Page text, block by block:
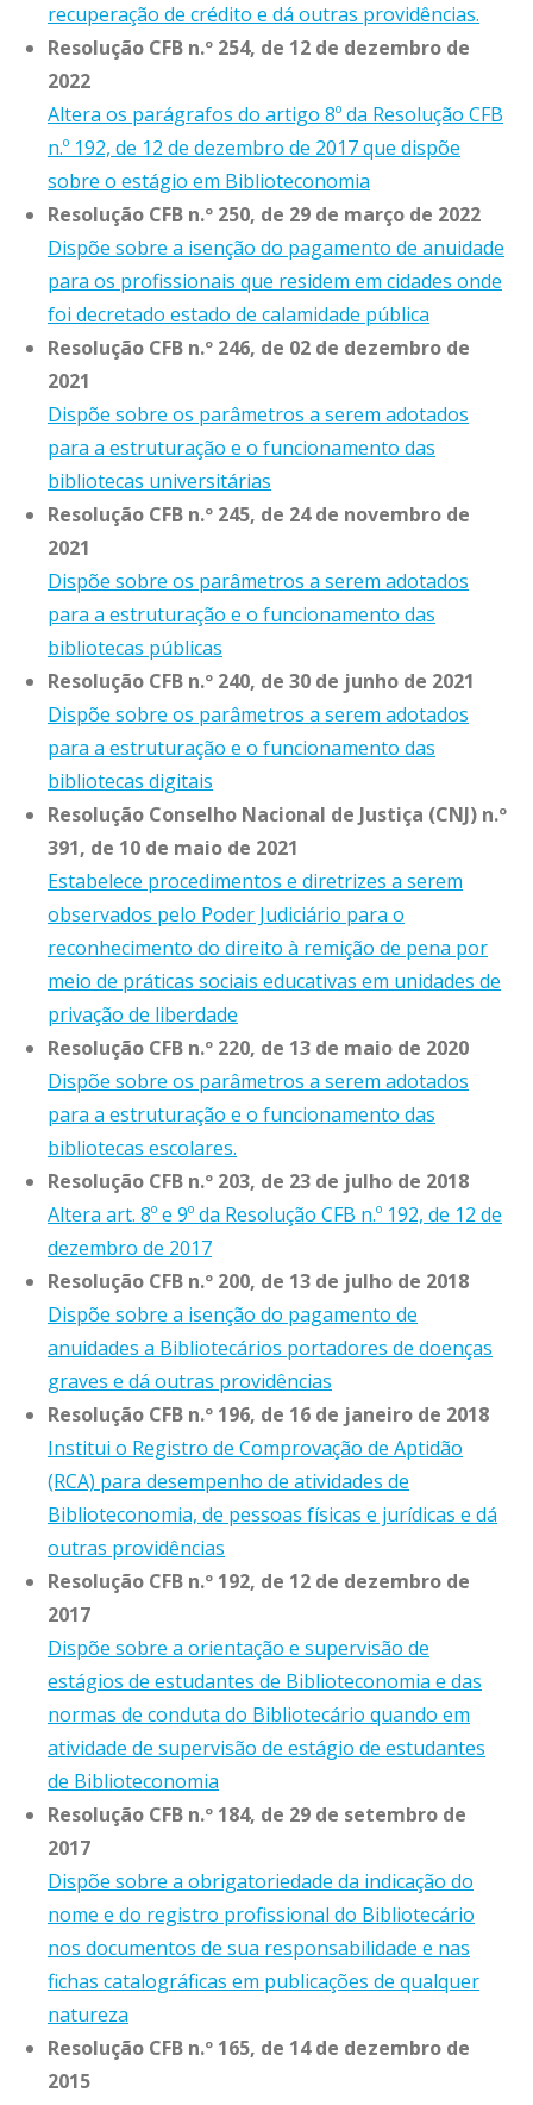
recuperação de crédito e dá outras providências.
Resolução CFB n.º 254, de 12 de dezembro de
2022
Altera os parágrafos do artigo 8º da Resolução CFB
n.º 192, de 12 de dezembro de 2017 que dispõe
sobre o estágio em Biblioteconomia
Resolução CFB n.º 250, de 29 de março de 2022
Dispõe sobre a isenção do pagamento de anuidade
para os profissionais que residem em cidades onde
foi decretado estado de calamidade pública
Resolução CFB n.º 246, de 02 de dezembro de
2021
Dispõe sobre os parâmetros a serem adotados
para a estruturação e o funcionamento das
bibliotecas universitárias
Resolução CFB n.º 245, de 24 de novembro de
2021
Dispõe sobre os parâmetros a serem adotados
para a estruturação e o funcionamento das
bibliotecas públicas
Resolução CFB n.º 240, de 30 de junho de 2021
Dispõe sobre os parâmetros a serem adotados
para a estruturação e o funcionamento das
bibliotecas digitais
Resolução Conselho Nacional de Justiça (CNJ) n.º
391, de 10 de maio de 2021
Estabelece procedimentos e diretrizes a serem
observados pelo Poder Judiciário para o
reconhecimento do direito à remição de pena por
meio de práticas sociais educativas em unidades de
privação de liberdade
Resolução CFB n.º 220, de 13 de maio de 2020
Dispõe sobre os parâmetros a serem adotados
para a estruturação e o funcionamento das
bibliotecas escolares.
Resolução CFB n.º 203, de 23 de julho de 2018
Altera art. 8º e 9º da Resolução CFB n.º 192, de 12 de
dezembro de 2017
Resolução CFB n.º 200, de 13 de julho de 2018
Dispõe sobre a isenção do pagamento de
anuidades a Bibliotecários portadores de doenças
graves e dá outras providências
Resolução CFB n.º 196, de 16 de janeiro de 2018
Institui o Registro de Comprovação de Aptidão
(RCA) para desempenho de atividades de
Biblioteconomia, de pessoas físicas e jurídicas e dá
outras providências
Resolução CFB n.º 192, de 12 de dezembro de
2017
Dispõe sobre a orientação e supervisão de
estágios de estudantes de Biblioteconomia e das
normas de conduta do Bibliotecário quando em
atividade de supervisão de estágio de estudantes
de Biblioteconomia
Resolução CFB n.º 184, de 29 de setembro de
2017
Dispõe sobre a obrigatoriedade da indicação do
nome e do registro profissional do Bibliotecário
nos documentos de sua responsabilidade e nas
fichas catalográficas em publicações de qualquer
natureza
Resolução CFB n.º 165, de 14 de dezembro de
2015